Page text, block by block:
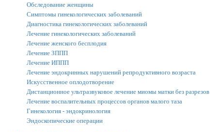
Обследование женщины
Симптомы гинекологических заболеваний
Диагностика гинекологических заболеваний
Лечение гинекологических заболеваний
Лечение женского бесплодия
Лечение ЗППП
Лечение ИППП
Лечение эндокринных нарушений репродуктивного возраста
Искусственное оплодотворение
Дистанционное ультразвуковое лечение миомы матки без разрезов
Лечение воспалительных процессов органов малого таза
Гинекология - эндокринология
Эндоскопические операции